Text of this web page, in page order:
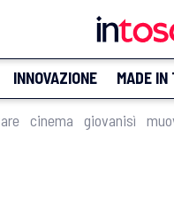
INNOVAZIONE MADE
cinema giovanisì